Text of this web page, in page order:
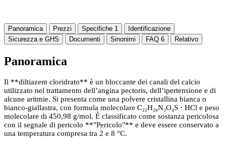
Panoramica Prezzi Specifiche 1
Identificazione
Sicurezza e GHS
Documenti Sinonimi FAQ 6 Relativo
Panoramica
Il **diltiazem cloridrato** è un bloccante dei canali del calcio
utilizzato nel trattamento dell’angina pectoris, dell’ipertensione e di
alcune aritmie. Si presenta come una polvere cristallina bianca o
bianco-giallastra, con formula molecolare C₂₂H₂₆N₂O₄S · HCl e peso
molecolare di 450,98 g/mol. È classificato come sostanza pericolosa
con il segnale di pericolo **"Pericolo"** e deve essere conservato a
una temperatura compresa tra 2 e 8 °C.